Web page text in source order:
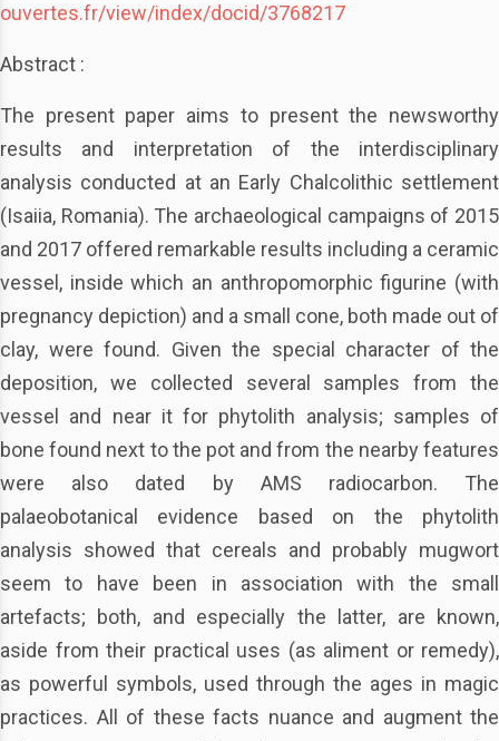
ouvertes.fr/view/index/docid/3768217
Abstract :
The present paper aims to present the newsworthy
results and interpretation of the interdisciplinary
analysis conducted at an Early Chalcolithic settlement
(Isaiia, Romania). The archaeological campaigns of 2015
and 2017 offered remarkable results including a ceramic
vessel, inside which an anthropomorphic figurine (with
pregnancy depiction) and a small cone, both made out of
clay, were found. Given the special character of the
deposition, we collected several samples from the
vessel and near it for phytolith analysis; samples of
bone found next to the pot and from the nearby features
were also dated by AMS radiocarbon. The
palaeobotanical evidence based on the phytolith
analysis showed that cereals and probably mugwort
seem to have been in association with the small
artefacts; both, and especially the latter, are known,
aside from their practical uses (as aliment or remedy),
as powerful symbols, used through the ages in magic
practices. All of these facts nuance and augment the